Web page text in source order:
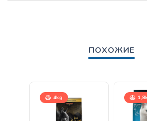
ПОХОЖИЕ
4kg
7,5kg